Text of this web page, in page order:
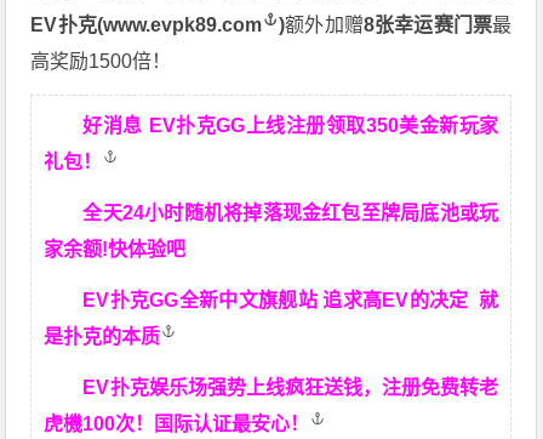
EV扑克(www.evpk89.com )额外加赠8张幸运赛门票最
高奖励1500倍！
好消息 EV扑克GG上线注册领取350美金新玩家
礼包！
全天24小时随机将掉落现金红包至牌局底池或玩
家余额!快体验吧
EV扑克GG全新中文旗舰站追求高EV的决定就
是扑克的本质
EV扑克娱乐场强势上线疯狂送钱，注册免费转老
虎機100次！国际认证最安心！